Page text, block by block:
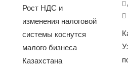
Рост НДС и
изменения налоговой
системы коснутся
малого бизнеса
Казахстана